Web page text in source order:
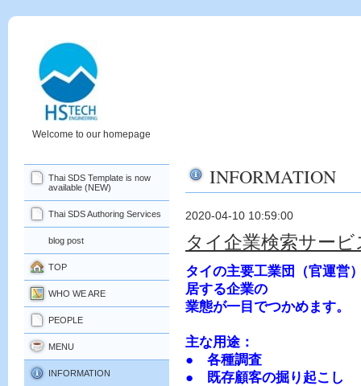
Welcome to our homepage
INFORMATION
2020-04-10 10:59:00
タイ企業検索サー
タイの主要工業団（官運営
居する企業の
業態が一目でつかめます。
主な用途：
● 各種調査
● 既存顧客の掘り起こし
Thai SDS Template is now
available (NEW)
Thai SDS Authoring Services
blog post
TOP
WHO WE ARE
PEOPLE
MENU
INFORMATION